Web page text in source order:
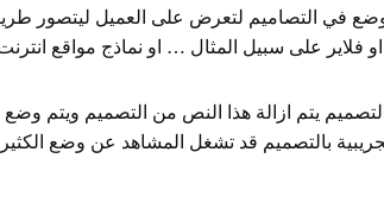
في التصاميم لتعرض على العميل ليتصور
على سبيل المثال … او نماذج مواقع
يتم ازالة هذا النص من التصميم ويتم وضع
بالتصميم قد تشغل المشاهد عن وضع الكثير